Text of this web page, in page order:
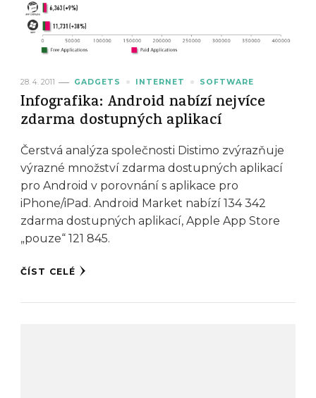
28. 4. 2011 GADGETS INTERNET SOFTWARE
Infografika: Android nabízí nejvíce
zdarma dostupných aplikací
Čerstvá analýza společnosti Distimo zvýrazňuje
výrazné množství zdarma dostupných aplikací
pro Android v porovnání s aplikace pro
iPhone/iPad. Android Market nabízí 134 342
zdarma dostupných aplikací, Apple App Store
„pouze“ 121 845.
ČÍST CELÉ